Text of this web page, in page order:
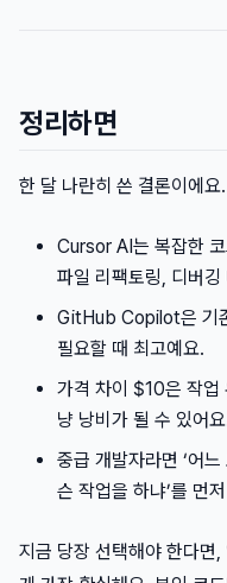
정리하면
한 달 나란히 쓴 결론이에요.
Cursor AI는 복잡한
파일 리팩토링, 디버
GitHub Copilot은 기
필요할 때 최고예요.
가격 차이 $10은 작업
냥 낭비가 될 수 있어
중급 개발자라면 ‘어
슨 작업을 하냐’를 먼
지금 당장 선택해야 한다면